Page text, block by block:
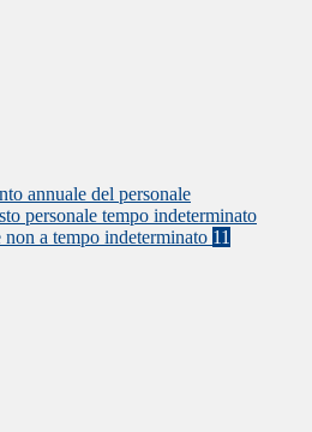
annuale del personale
personale tempo indeterminato
non a tempo indeterminato 11